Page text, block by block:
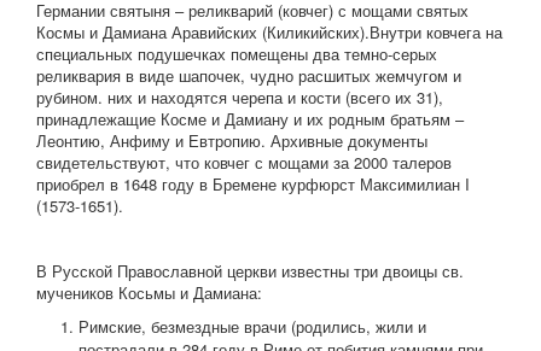
Германии святыня – реликварий (ковчег) с мощами святых
Космы и Дамиана Аравийских (Киликийских).Внутри ковчега на
специальных подушечках помещены два темно-серых
реликвария в виде шапочек, чудно расшитых жемчугом и
рубином. них и находятся черепа и кости (всего их 31),
принадлежащие Косме и Дамиану и их родным братьям –
Леонтию, Анфиму и Евтропию. Архивные документы
свидетельствуют, что ковчег с мощами за 2000 талеров
приобрел в 1648 году в Бремене курфюрст Максимилиан I
(1573-1651).
В Русской Православной церкви известны три двоицы св.
мучеников Косьмы и Дамиана:
Римские, безмездные врачи (родились, жили и